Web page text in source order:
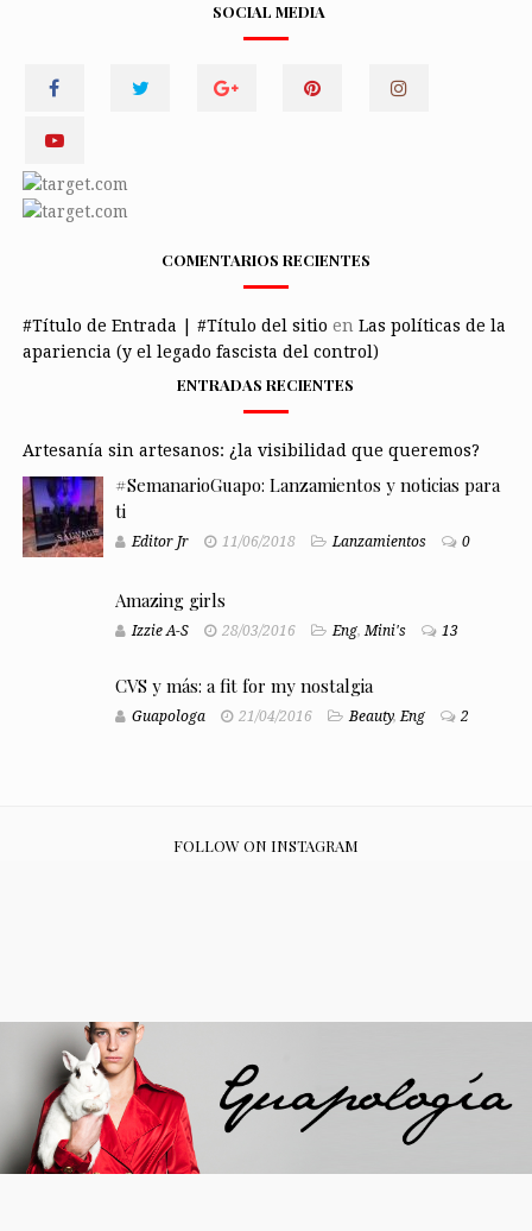
SOCIAL MEDIA
COMENTARIOS RECIENTES
#Título de Entrada | #Título del sitio en Las políticas de la
apariencia (y el legado fascista del control)
ENTRADAS RECIENTES
Artesanía sin artesanos: ¿la visibilidad que queremos?
#SemanarioGuapo: Lanzamientos y noticias para
ti
Editor Jr 11/06/2018 Lanzamientos 0
Amazing girls
Izzie A-S 28/03/2016 Eng,Mini's 13
CVS y más: a fit for my nostalgia
Guapologa 21/04/2016 Beauty,Eng 2
FOLLOW ON INSTAGRAM